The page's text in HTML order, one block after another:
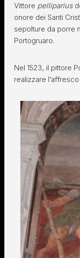
Vittore pelliparius
onore dei Santi
sepolture da porre
Portogruaro.
Nel 1523, il pittore
realizzare l’affresco